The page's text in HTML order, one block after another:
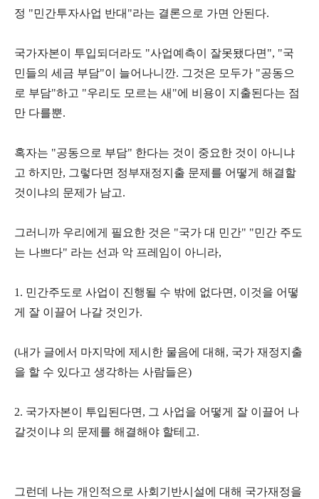
정 "민간투자사업 반대"라는 결론으로 가면 안된다.
국가자본이 투입되더라도 "사업예측이 잘못됐다면", "국
민들의 세금 부담"이 늘어나니깐. 그것은 모두가 "공동으
로 부담"하고 "우리도 모르는 새"에 비용이 지출된다는 점
만 다를뿐.
혹자는 "공동으로 부담" 한다는 것이 중요한 것이 아니냐
고 하지만, 그렇다면 정부재정지출 문제를 어떻게 해결할
것이냐의 문제가 남고.
그러니까 우리에게 필요한 것은 "국가 대 민간" "민간 주도
는 나쁘다" 라는 선과 악 프레임이 아니라,
1. 민간주도로 사업이 진행될 수 밖에 없다면, 이것을 어떻
게 잘 이끌어 나갈 것인가.
(내가 글에서 마지막에 제시한 물음에 대해, 국가 재정지출
을 할 수 있다고 생각하는 사람들은)
2. 국가자본이 투입된다면, 그 사업을 어떻게 잘 이끌어 나
갈것이냐 의 문제를 해결해야 할테고.
그런데 나는 개인적으로 사회기반시설에 대해 국가재정을